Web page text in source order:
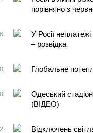
порівняно з
У Росії
– розвідка
Глобальне
Одеський
(ВІДЕО)
Відключень